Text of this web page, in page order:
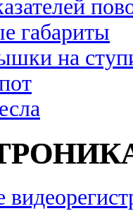
габариты
на